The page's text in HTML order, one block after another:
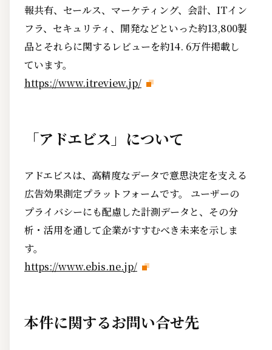
報共有、セールス、マーケティング、会計、ITイン
フラ、セキュリティ、開発などといった約13,800製
品とそれらに関するレビューを約14. 6万件掲載し
ています。
https://www.itreview.jp/
「アドエビス」について
アドエビスは、高精度なデータで意思決定を支える
広告効果測定プラットフォームです。 ユーザーの
プライバシーにも配慮した計測データと、その分
析・活用を通して企業がすすむべき未来を示しま
す。
https://www.ebis.ne.jp/
本件に関するお問い合せ先